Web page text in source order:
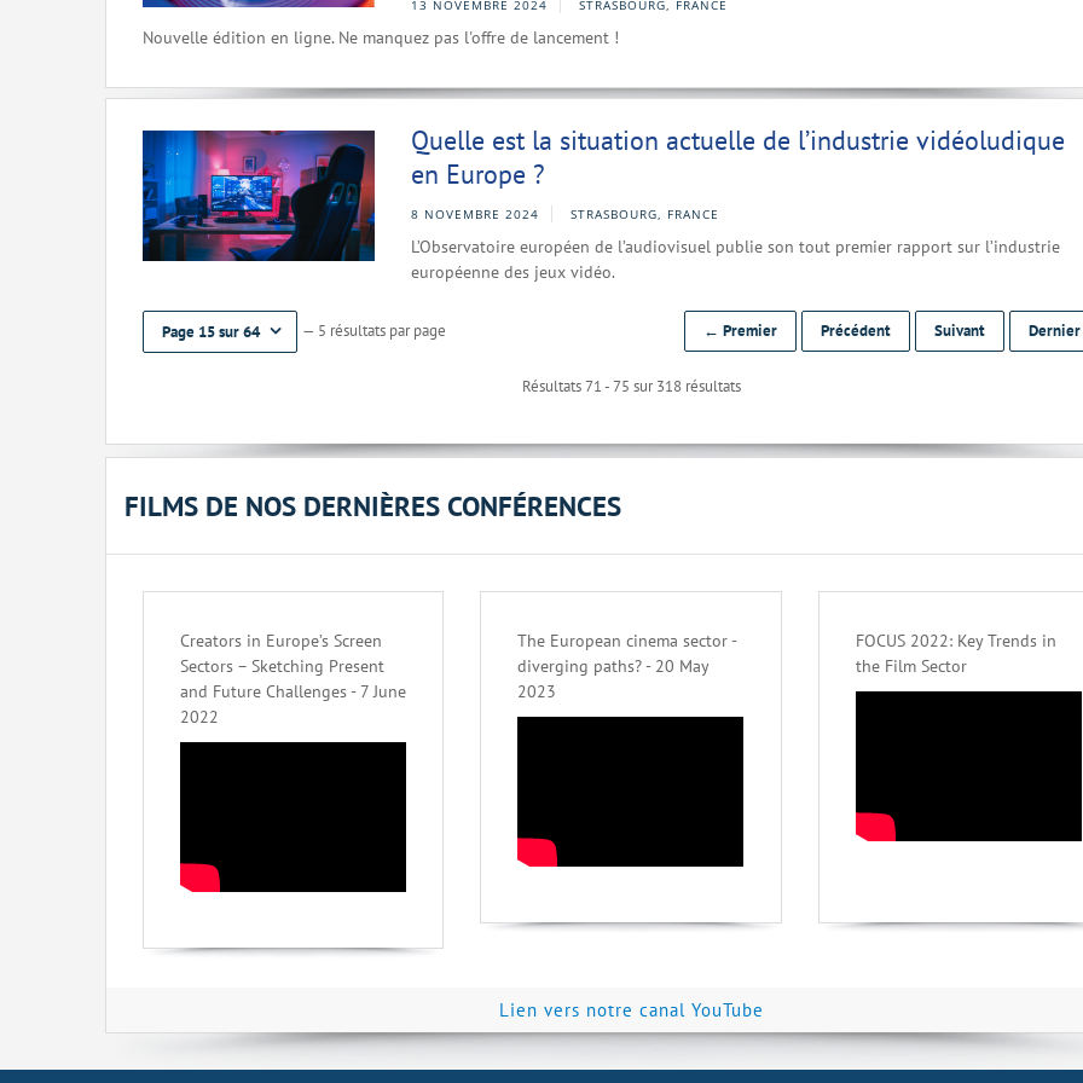
13 NOVEMBRE 2024 STRASBOURG, FRANCE
Nouvelle édition en ligne. Ne manquez pas l'offre de lancement !
Quelle est la situation actuelle de l’industrie vidéoludique
en Europe ?
8 NOVEMBRE 2024 STRASBOURG, FRANCE
L’Observatoire européen de l’audiovisuel publie son tout premier rapport sur l’industrie
européenne des jeux vidéo.
Page 15 sur 64 — 5 résultats par page
Résultats 71 - 75 sur 318 résultats
← Premier Précédent Suivant
FILMS DE NOS DERNIÈRES CONFÉRENCES
Creators in Europe’s Screen
Sectors – Sketching Present
and Future Challenges - 7 June
2022
The European cinema sector -
diverging paths? - 20 May
2023
FOCUS 2022: Key Trends in
the Film Sector
Lien vers notre canal YouTube